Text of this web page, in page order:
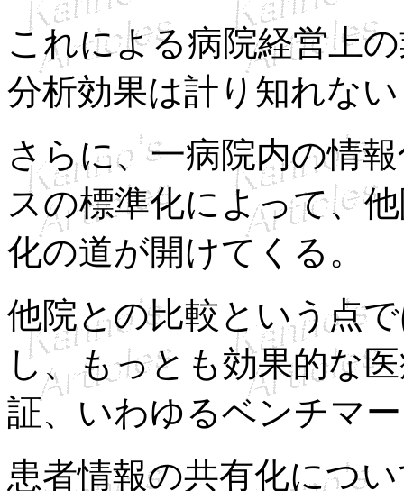
これによる病院経営上
分析効果は計り知れな
さらに、一病院内の情
スの標準化によって、
化の道が開けてくる。
他院との比較という点
し、もっとも効果的な
証、いわゆるベンチマ
患者情報の共有化につ